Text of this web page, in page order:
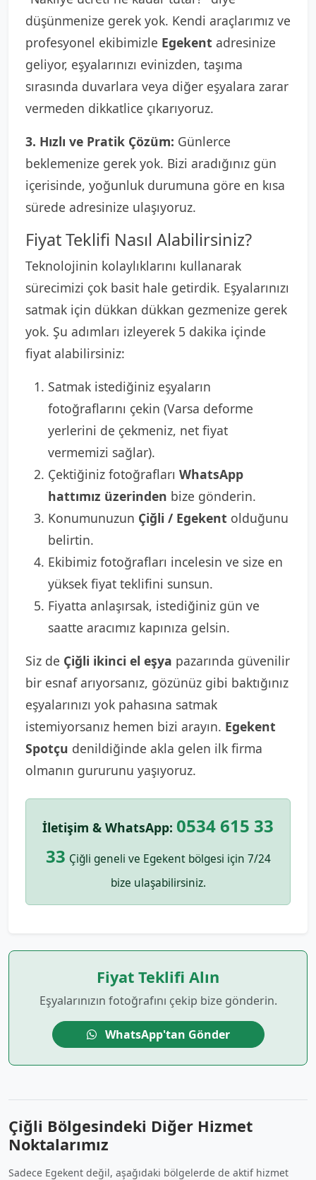
düşünmenize gerek yok. Kendi araçlarımız ve
profesyonel ekibimizle Egekent adresinize
geliyor, eşyalarınızı evinizden, taşıma
sırasında duvarlara veya diğer eşyalara zarar
vermeden dikkatlice çıkarıyoruz.
3. Hızlı ve Pratik Çözüm: Günlerce
beklemenize gerek yok. Bizi aradığınız gün
içerisinde, yoğunluk durumuna göre en kısa
sürede adresinize ulaşıyoruz.
Fiyat Teklifi Nasıl Alabilirsiniz?
Teknolojinin kolaylıklarını kullanarak
sürecimizi çok basit hale getirdik. Eşyalarınızı
satmak için dükkan dükkan gezmenize gerek
yok. Şu adımları izleyerek 5 dakika içinde
fiyat alabilirsiniz:
Satmak istediğiniz eşyaların
fotoğraflarını çekin (Varsa deforme
yerlerini de çekmeniz, net fiyat
vermemizi sağlar).
Çektiğiniz fotoğrafları WhatsApp
hattımız üzerinden bize gönderin.
Konumunuzun Çiğli / Egekent olduğunu
belirtin.
Ekibimiz fotoğrafları incelesin ve size en
yüksek fiyat teklifini sunsun.
Fiyatta anlaşırsak, istediğiniz gün ve
saatte aracımız kapınıza gelsin.
Siz de Çiğli ikinci el eşya pazarında güvenilir
bir esnaf arıyorsanız, gözünüz gibi baktığınız
eşyalarınızı yok pahasına satmak
istemiyorsanız hemen bizi arayın. Egekent
Spotçu denildiğinde akla gelen ilk firma
olmanın gururunu yaşıyoruz.
İletişim & WhatsApp: 0534 615 33
33 Çiğli geneli ve Egekent bölgesi için 7/24
bize ulaşabilirsiniz.
Fiyat Teklifi Alın
Eşyalarınızın fotoğrafını çekip bize gönderin.
WhatsApp'tan Gönder
Çiğli Bölgesindeki Diğer Hizmet
Noktalarımız
Sadece Egekent değil, aşağıdaki bölgelerde de aktif hizmet